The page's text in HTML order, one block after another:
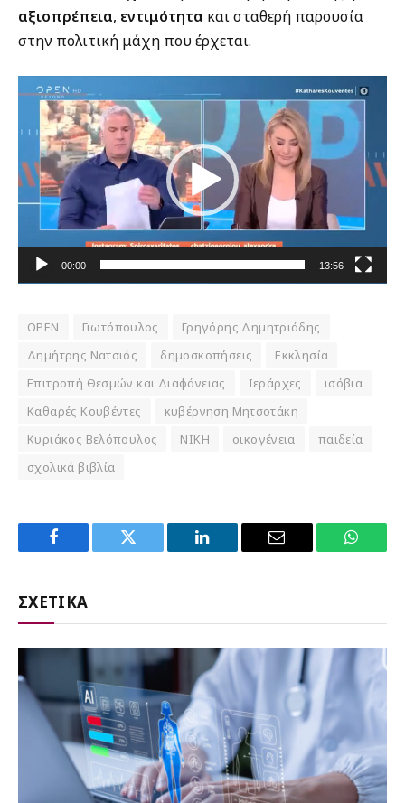
αξιοπρέπεια, εντιμότητα και σταθερή παρουσία
στην πολιτική μάχη που έρχεται.
Πρόγραμμα
Αναπαραγωγής
Βίντεο
00:00 13:56
OPEN Γιωτόπουλος
Γρηγόρης Δημητριάδης
Δημήτρης Νατσιός
δημοσκοπήσεις
Εκκλησία
Επιτροπή Θεσμών και Διαφάνειας
Ιεράρχες
ισόβια
Καθαρές Κουβέντες
κυβέρνηση Μητσοτάκη
Κυριάκος Βελόπουλος
ΝΙΚΗ οικογένεια
παιδεία
σχολικά βιβλία
Facebook Twitter LinkedIn Email
ΣΧΕΤΙΚΑ